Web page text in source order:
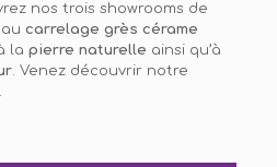
nos trois showrooms de
carrelage grès cérame
la pierre naturelle ainsi qu’à
. Venez découvrir notre